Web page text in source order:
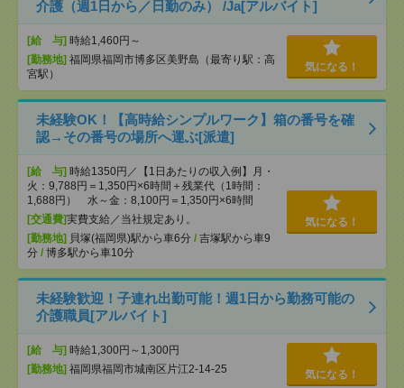
介護（週1日から／日勤のみ） /Ja[アルバイト]
[給 与] 時給1,460円～
[勤務地] 福岡県福岡市博多区美野島（最寄り駅：高
宮駅）
気になる！
未経験OK！【高時給シンプルワーク】箱の番号を確
認→その番号の場所へ運ぶ[派遣]
[給 与] 時給1350円／【1日あたりの収入例】月・
火：9,788円＝1,350円×6時間＋残業代（1時間：
1,688円） 水～金：8,100円＝1,350円×6時間
[交通費]実費支給／当社規定あり。
[勤務地] 貝塚(福岡県)駅から車6分 / 吉塚駅から車9
分 / 博多駅から車10分
気になる！
未経験歓迎！子連れ出勤可能！週1日から勤務可能の
介護職員[アルバイト]
[給 与] 時給1,300円～1,300円
[勤務地] 福岡県福岡市城南区片江2-14-25 気になる！